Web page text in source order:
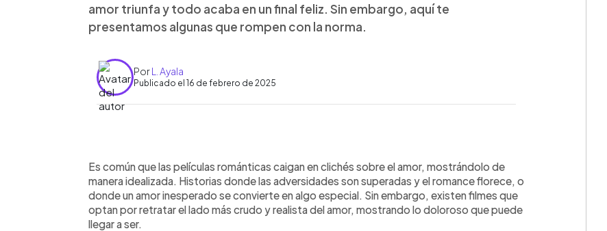
amor triunfa y todo acaba en un final feliz. Sin embargo, aquí te
presentamos algunas que rompen con la norma.
PorL. Ayala
Publicado el 16 de febrero de 2025
Escuchar artículo
Es común que las películas románticas caigan en clichés sobre el amor, mostrándolo de
manera idealizada. Historias donde las adversidades son superadas y el romance florece, o
donde un amor inesperado se convierte en algo especial. Sin embargo, existen filmes que
optan por retratar el lado más crudo y realista del amor, mostrando lo doloroso que puede
llegar a ser.